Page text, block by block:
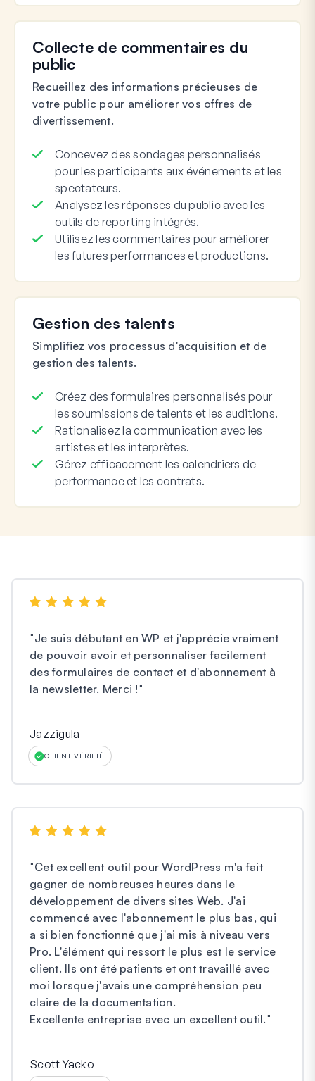
Collecte de commentaires du
public
Recueillez des informations précieuses de
votre public pour améliorer vos offres de
divertissement.
Concevez des sondages personnalisés
pour les participants aux événements et les
spectateurs.
Analysez les réponses du public avec les
outils de reporting intégrés.
Utilisez les commentaires pour améliorer
les futures performances et productions.
Gestion des talents
Simplifiez vos processus d'acquisition et de
gestion des talents.
Créez des formulaires personnalisés pour
les soumissions de talents et les auditions.
Rationalisez la communication avec les
artistes et les interprètes.
Gérez efficacement les calendriers de
performance et les contrats.
"Je suis débutant en WP et j'apprécie vraiment
de pouvoir avoir et personnaliser facilement
des formulaires de contact et d'abonnement à
la newsletter. Merci !"
Jazzigula
CLIENT VÉRIFIÉ
"Cet excellent outil pour WordPress m'a fait
gagner de nombreuses heures dans le
développement de divers sites Web. J'ai
commencé avec l'abonnement le plus bas, qui
a si bien fonctionné que j'ai mis à niveau vers
Pro. L'élément qui ressort le plus est le service
client. Ils ont été patients et ont travaillé avec
moi lorsque j'avais une compréhension peu
claire de la documentation.
Excellente entreprise avec un excellent outil."
Scott Yacko